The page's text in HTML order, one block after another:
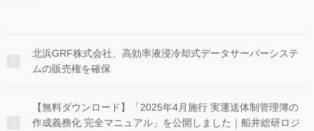
北浜GRF株式会社、高効率液浸冷却式データサーバーシステ
ムの販売権を確保
【無料ダウンロード】「2025年4月施行 実運送体制管理簿の
作成義務化 完全マニュアル」を公開しました｜船井総研ロジ